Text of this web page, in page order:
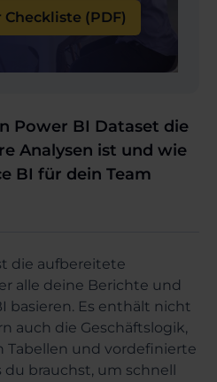
(PDF)
Power BI Dataset die
Analysen ist und wie
BI für dein Team
die aufbereitete
alle deine Berichte und
basieren. Es enthält nicht
auch die Geschäftslogik,
Tabellen und vordefinierte
du brauchst, um schnell